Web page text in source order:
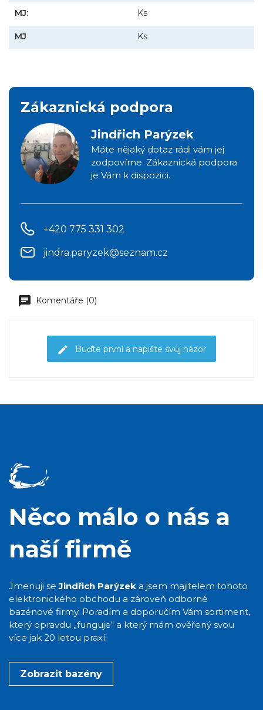
MJ: Ks
MJ Ks
Zákaznická podpora
Jindřich Parýzek
Máte nějaký dotaz rádi vám jej
zodpovíme. Zákaznická podpora
je Vám k dispozici.
+420 775 331 302
jindra.paryzek@seznam.cz
Komentáře (0)
Buďte první a napište svůj názor
Něco málo o nás a
naší firmě
Jmenuji seJindřich Parýzek a jsem majitelem tohoto
elektronického obchodu a zároveň odborné
bazénové firmy. Poradím a doporučím Vám sortiment,
který opravdu „funguje“ a který mám ověřený svou
více jak 20 letou praxí.
Zobrazit bazény